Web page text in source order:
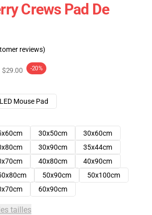
Crews Pad De
reviews)
$29.00 -20%
LED Mouse Pad
30x50cm
30x60cm
30x90cm
35x44cm
40x80cm
40x90cm
50x90cm
50x100cm
60x90cm
tailles